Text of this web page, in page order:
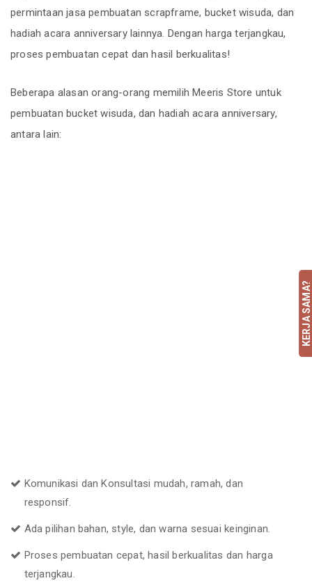
permintaan jasa pembuatan scrapframe, bucket wisuda, dan
hadiah acara anniversary lainnya. Dengan harga terjangkau,
proses pembuatan cepat dan hasil berkualitas!
Beberapa alasan orang-orang memilih Meeris Store untuk
pembuatan bucket wisuda, dan hadiah acara anniversary,
antara lain:
Komunikasi dan Konsultasi mudah, ramah, dan
responsif.
Ada pilihan bahan, style, dan warna sesuai keinginan.
Proses pembuatan cepat, hasil berkualitas dan harga
terjangkau.
KERJA SAMA?